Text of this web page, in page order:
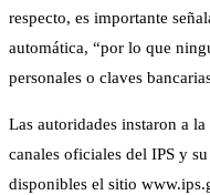
respecto, es importante
automática, “por lo que
personales o claves
Las autoridades instaron a
canales oficiales del IPS y
disponibles el sitio